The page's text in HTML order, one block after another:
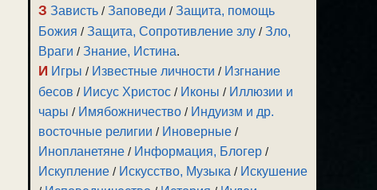
З Зависть /Заповеди /Защита, помощь
Божия /Защита, Сопротивление злу /Зло,
Враги /Знание, Истина.
И Игры / Известные личности / Изгнание
бесов / Иисус Христос / Иконы / Иллюзии и
чары / Имябожничество / Индуизм и др.
восточные религии / Иноверные /
Инопланетяне / Информация, Блогер /
Искупление / Искусство, Музыка / Искушение